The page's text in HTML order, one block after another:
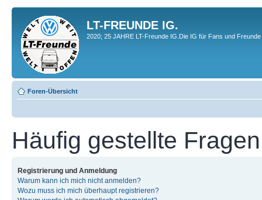
LT-FREUNDE IG.
2020; 25 JAHRE LT-Freunde IG.Die IG für Fans und
Foren-Übersicht
Häufig gestellte Fragen
Registrierung und Anmeldung
Warum kann ich mich nicht anmelden?
Wozu muss ich mich überhaupt registrieren?